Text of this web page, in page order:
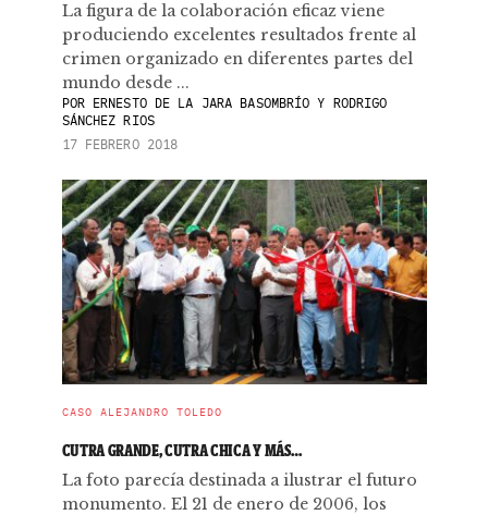
La figura de la colaboración eficaz viene
produciendo excelentes resultados frente al
crimen organizado en diferentes partes del
mundo desde ...
PORERNESTO DE LA JARA BASOMBRÍO Y RODRIGO
SÁNCHEZ RIOS
17 FEBRERO 2018
CASO ALEJANDRO TOLEDO
CUTRA GRANDE, CUTRA CHICA Y MÁS…
La foto parecía destinada a ilustrar el futuro
monumento. El 21 de enero de 2006, los